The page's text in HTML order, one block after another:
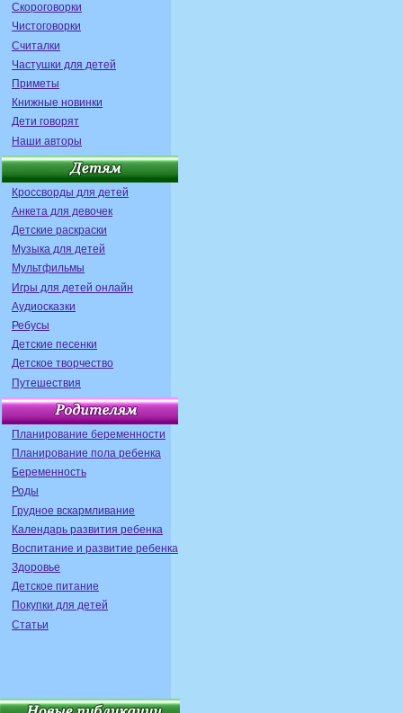
Скороговорки
Чистоговорки
Считалки
Частушки для детей
Приметы
Книжные новинки
Дети говорят
Наши авторы
Кроссворды для детей
Анкета для девочек
Детские раскраски
Музыка для детей
Мультфильмы
Игры для детей онлайн
Аудиосказки
Ребусы
Детские песенки
Детское творчество
Путешествия
Планирование беременности
Планирование пола ребенка
Беременность
Роды
Грудное вскармливание
Календарь развития ребенка
Воспитание и развитие ребенка
Здоровье
Детское питание
Покупки для детей
Статьи